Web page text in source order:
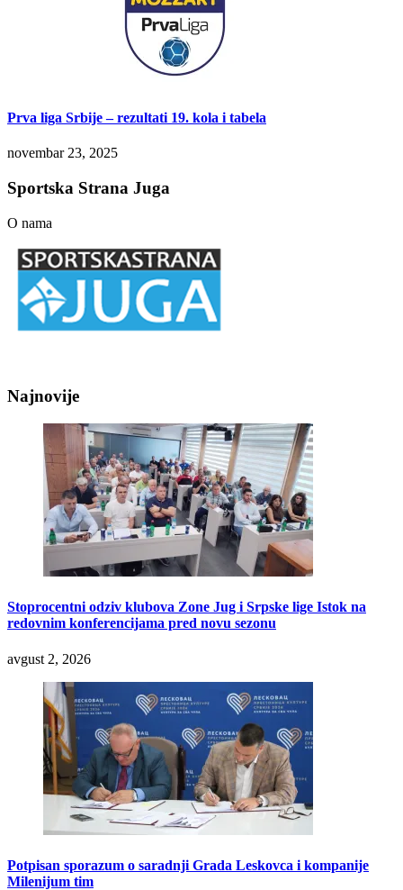
Prva liga Srbije – rezultati 19. kola i tabela
novembar 23, 2025
Sportska Strana Juga
O nama
Najnovije
Stoprocentni odziv klubova Zone Jug i Srpske lige Istok na
redovnim konferencijama pred novu sezonu
avgust 2, 2026
Potpisan sporazum o saradnji Grada Leskovca i kompanije
Milenijum tim